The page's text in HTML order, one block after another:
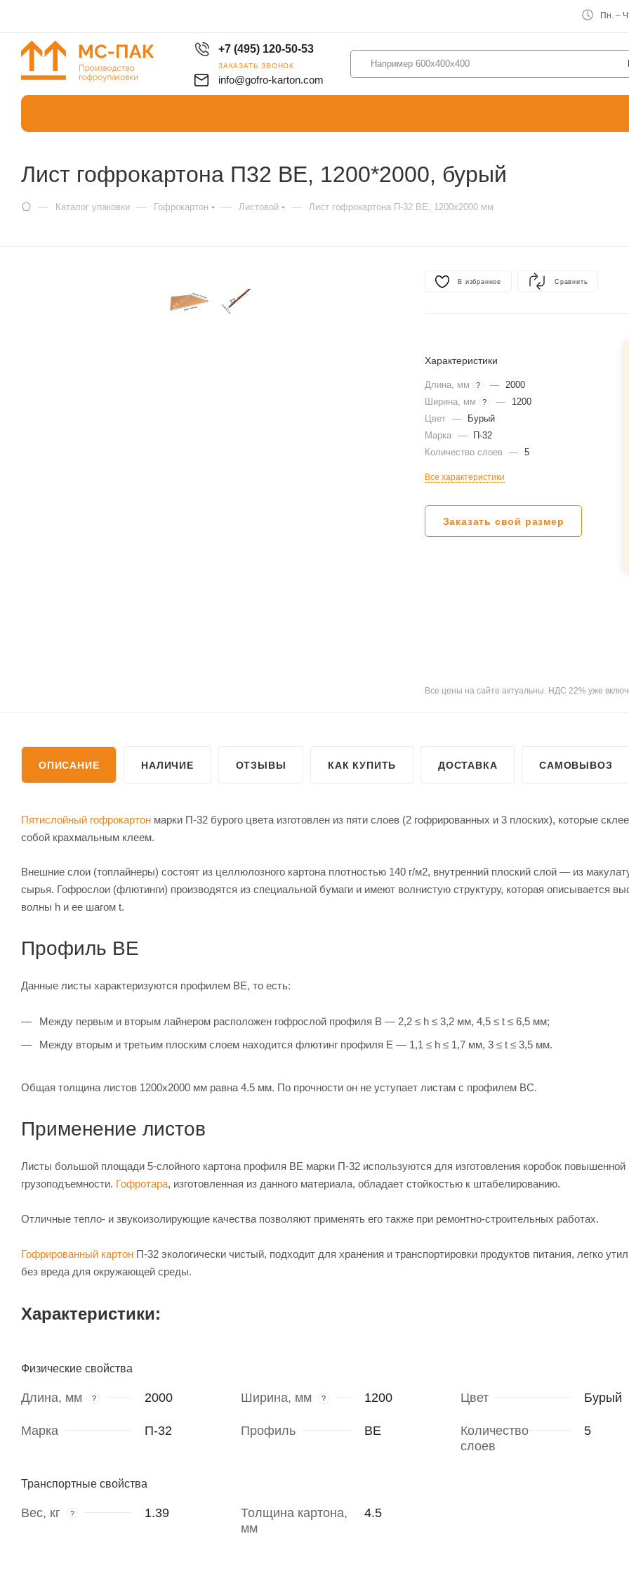
Пн. –
+7 (495) 120-50-53
ЗАКАЗАТЬ ЗВОНОК
info@gofro-karton.com
Лист гофрокартона П32 ВЕ, 1200*2000, бурый
— Каталог упаковки — Гофрокартон — Листовой — Лист гофрокартона П-32 ВЕ, 1200х2000 мм
В избранное Сравнить
Характеристики
Длина, мм ? —
2000
Ширина, мм
? —
1200
Цвет
—
Бурый
Марка
—
П-32
Количество слоев
— 5
Все характеристики
Заказать свой размер
Все цены на сайте актуальны. НДС 22% уже
ОПИСАНИЕ НАЛИЧИЕ ОТЗЫВЫ КАК КУПИТЬ ДОСТАВКА САМОВЫВОЗ
Пятислойный гофрокартон марки П-32 бурого цвета изготовлен из пяти слоев (2 гофрированных и 3 плоских), которые
собой крахмальным клеем.
Внешние слои (топлайнеры) состоят из целлюлозного картона плотностью 140 г/м2, внутренний плоский слой — из
сырья. Гофрослои (флютинги) производятся из специальной бумаги и имеют волнистую структуру, которая описывается
волны h и ее шагом t.
Профиль ВЕ
Данные листы характеризуются профилем ВЕ, то есть:
Между первым и вторым лайнером расположен гофрослой профиля В — 2,2 ≤ h ≤ 3,2 мм, 4,5 ≤ t ≤ 6,5 мм;
Между вторым и третьим плоским слоем находится флютинг профиля Е — 1,1 ≤ h ≤ 1,7 мм, 3 ≤ t ≤ 3,5 мм.
Общая толщина листов 1200х2000 мм равна 4.5 мм. По прочности он не уступает листам с профилем ВС.
Применение листов
Листы большой площади 5-слойного картона профиля ВЕ марки П-32 используются для изготовления коробок повышенной
грузоподъемности. Гофротара, изготовленная из данного материала, обладает стойкостью к штабелированию.
Отличные тепло- и звукоизолирующие качества позволяют применять его также при ремонтно-строительных работах.
Гофрированный картон П-32 экологически чистый, подходит для хранения и транспортировки продуктов питания, легко
без вреда для окружающей среды.
Характеристики:
Физические свойства
Длина, мм ? 2000 Ширина, мм ? 1200 Цвет Бурый
Марка П-32 Профиль ВЕ
Количество
слоев
5
Транспортные свойства
Вес, кг ? 1.39
Толщина картона,
мм
4.5